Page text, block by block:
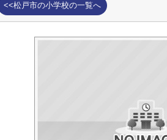
<<松戸市の小学校の一覧へ